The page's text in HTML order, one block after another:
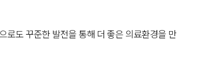
로도 꾸준한 발전을 통해 더 좋은 의료환경을 만